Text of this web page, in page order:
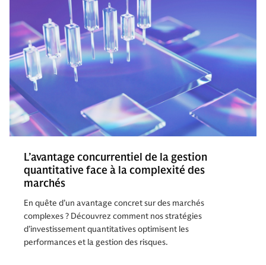
L’avantage concurrentiel de la gestion
quantitative face à la complexité des
marchés
En quête d’un avantage concret sur des marchés
complexes ? Découvrez comment nos stratégies
d’investissement quantitatives optimisent les
performances et la gestion des risques.